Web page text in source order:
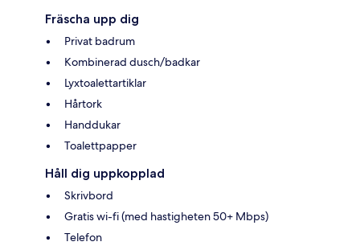
Fräscha upp dig
Privat badrum
Kombinerad dusch/badkar
Lyxtoalettartiklar
Hårtork
Handdukar
Toalettpapper
Håll dig uppkopplad
Skrivbord
Gratis wi-fi (med hastigheten 50+ Mbps)
Telefon